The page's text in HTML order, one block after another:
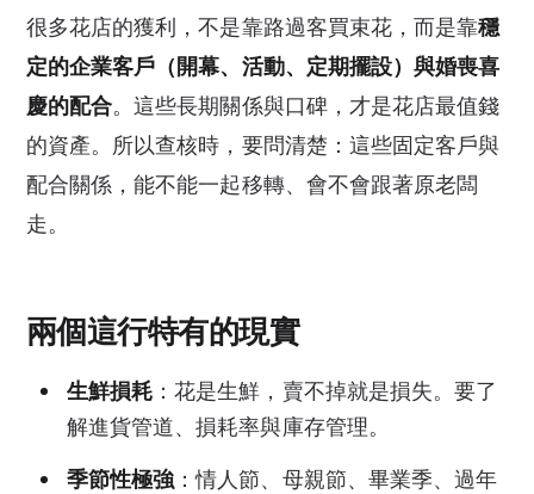
很多花店的獲利，不是靠路過客買束花，而是靠穩
定的企業客戶（開幕、活動、定期擺設）與婚喪喜
慶的配合。這些長期關係與口碑，才是花店最值錢
的資產。所以查核時，要問清楚：這些固定客戶與
配合關係，能不能一起移轉、會不會跟著原老闆
走。
兩個這行特有的現實
生鮮損耗 ：花是生鮮，賣不掉就是損失。要了
解進貨管道、損耗率與庫存管理。
季節性極強 ：情人節、母親節、畢業季、過年